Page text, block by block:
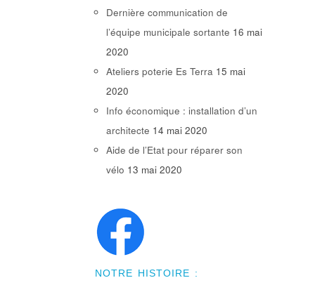
Dernière communication de
l’équipe municipale sortante 16 mai
2020
Ateliers poterie Es Terra 15 mai
2020
Info économique : installation d’un
architecte 14 mai 2020
Aide de l’Etat pour réparer son
vélo 13 mai 2020
NOTRE HISTOIRE :